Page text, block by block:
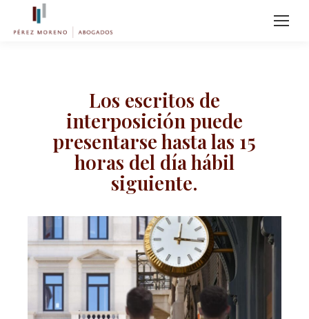
Los escritos de
interposición puede
presentarse hasta las 15
horas del día hábil
siguiente.